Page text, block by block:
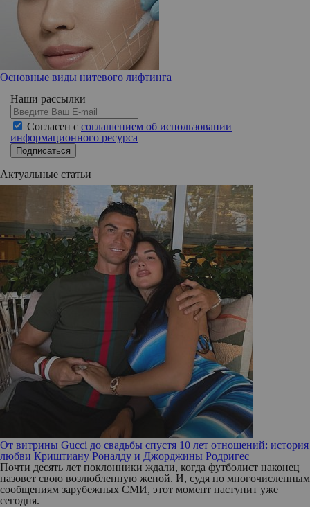
Основные виды нитевого лифтинга
Наши рассылки
Согласен с соглашением об использовании
информационного ресурса
Подписаться
Актуальные статьи
От витрины Gucci до свадьбы спустя 10 лет отношений: история
любви Криштиану Роналду и Джорджины Родригес
Почти десять лет поклонники ждали, когда футболист наконец
назовет свою возлюбленную женой. И, судя по многочисленным
сообщениям зарубежных СМИ, этот момент наступит уже
сегодня.